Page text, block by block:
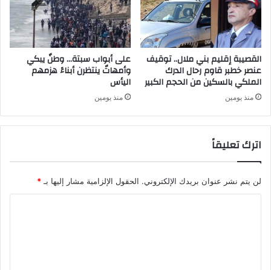
القصيبة إقليم بني ملال.. توقيف
عنصر خطبر قاوم رحال الدرك
الملكي بالسكين من الحجم الكبير
منذ يومين
على أبواب سبتة… وطنٌ يبكي
وأمهاتٌ ينتظرن أبناءً هزمهم
اليأس
منذ يومين
اترك تعليقاً
لن يتم نشر عنوان بريدك الإلكتروني. الحقول الإلزامية مشار إليها بـ *